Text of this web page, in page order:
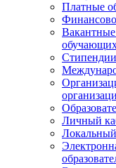
Платные
Вакантные
Личный